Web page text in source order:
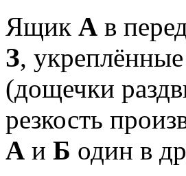
Ящик А в
З,
(дощечки
резкость
А и Б один в